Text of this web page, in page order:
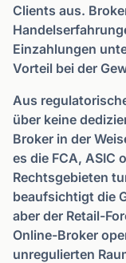
Clients aus.
Einzahlungen
Vorteil bei der
Aus
über keine
Broker in der
es die FCA, ASIC
Rechtsgebieten
beaufsichtigt die
aber der Retail-
Online-Broker
unregulierten